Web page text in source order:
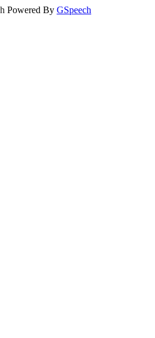
Powered By GSpeech